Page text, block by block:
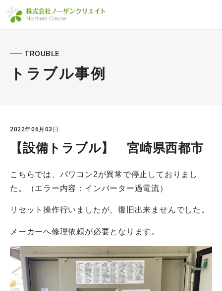
TROUBLE
トラブル事例
2022年06月03日
【設備トラブル】 宮崎県西都市
こちらでは、パワコン2が異常で停止しておりまし
た。（エラー内容：インバーター過電流）
リセット操作行いましたが、復旧出来ませんでした。
メーカーへ修理依頼が必要となります。